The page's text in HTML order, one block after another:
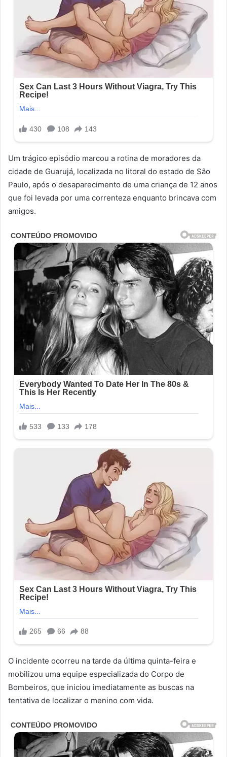
Um trágico episódio marcou a rotina de moradores da
cidade de Guarujá, localizada no litoral do estado de São
Paulo, após o desaparecimento de uma criança de 12 anos
que foi levada por uma correnteza enquanto brincava com
amigos.
O incidente ocorreu na tarde da última quinta-feira e
mobilizou uma equipe especializada do Corpo de
Bombeiros, que iniciou imediatamente as buscas na
tentativa de localizar o menino com vida.